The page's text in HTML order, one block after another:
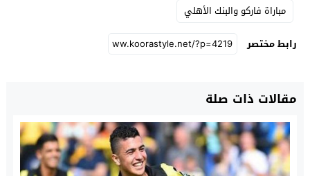
مباراة فاركو والبنك الأهلي
رابط مختصر
مقالات ذات صلة